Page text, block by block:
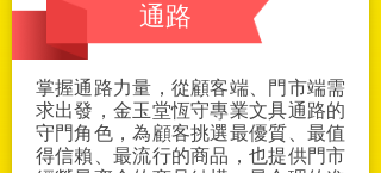
通路
掌握通路力量，從顧客端、門市端需
求出發，金玉堂恆守專業文具通路的
守門角色，為顧客挑選最優質、最值
得信賴、最流行的商品，也提供門市